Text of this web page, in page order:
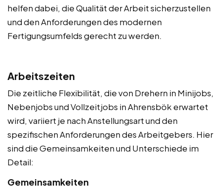
helfen dabei, die Qualität der Arbeit sicherzustellen
und den Anforderungen des modernen
Fertigungsumfelds gerecht zu werden.
Arbeitszeiten
Die zeitliche Flexibilität, die von Drehern in Minijobs,
Nebenjobs und Vollzeitjobs in Ahrensbök erwartet
wird, variiert je nach Anstellungsart und den
spezifischen Anforderungen des Arbeitgebers. Hier
sind die Gemeinsamkeiten und Unterschiede im
Detail:
Gemeinsamkeiten